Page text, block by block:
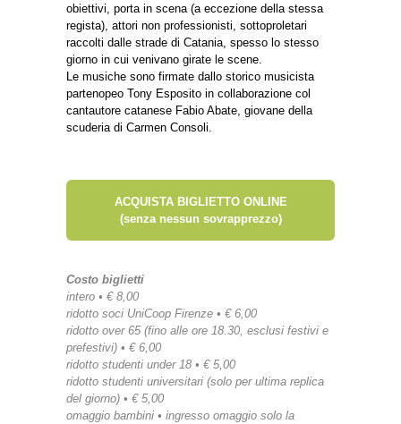
obiettivi, porta in scena (a eccezione della stessa
regista), attori non professionisti, sottoproletari
raccolti dalle strade di Catania, spesso lo stesso
giorno in cui venivano girate le scene.
Le musiche sono firmate dallo storico musicista
partenopeo Tony Esposito in collaborazione col
cantautore catanese Fabio Abate, giovane della
scuderia di Carmen Consoli.
ACQUISTA BIGLIETTO ONLINE
(senza nessun sovrapprezzo)
Costo biglietti
intero • € 8,00
ridotto soci UniCoop Firenze • € 6,00
ridotto over 65 (fino alle ore 18.30, esclusi festivi e
prefestivi) • € 6,00
ridotto studenti under 18 • € 5,00
ridotto studenti universitari (solo per ultima replica
del giorno) • € 5,00
omaggio bambini • ingresso omaggio solo la